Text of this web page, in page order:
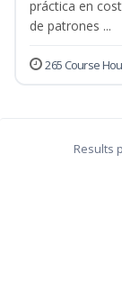
práctica en
de patrones ...
265 Course
Results